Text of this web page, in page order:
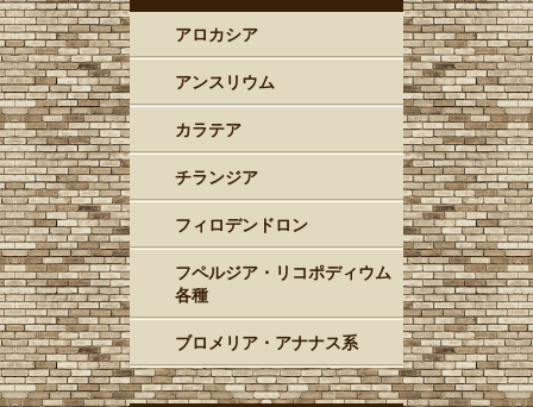
アロカシア
アンスリウム
カラテア
チランジア
フィロデンドロン
フペルジア・リコポディウム
各種
ブロメリア・アナナス系